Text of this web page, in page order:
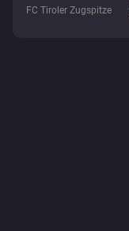
FC Tiroler Zugspitze